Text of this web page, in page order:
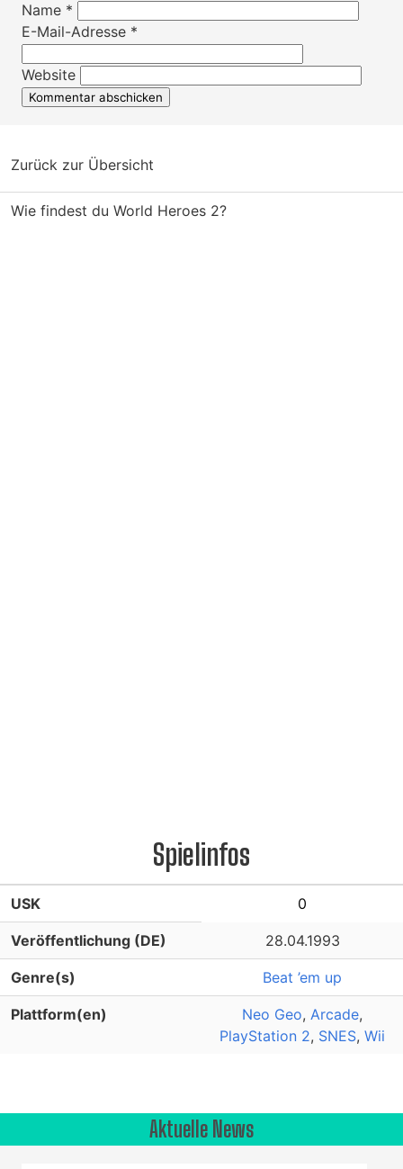
Name *
E-Mail-Adresse *
Website
Zurück zur Übersicht
Wie findest du World Heroes 2?
Spielinfos
USK 0
Veröffentlichung (DE) 28.04.1993
Genre(s) Beat ’em up
Plattform(en) Neo Geo, Arcade,
PlayStation 2, SNES, Wii
Aktuelle News